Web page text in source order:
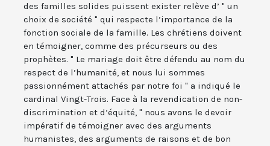
des familles solides puissent exister relève d’ " un
choix de société " qui respecte l’importance de la
fonction sociale de la famille. Les chrétiens doivent
en témoigner, comme des précurseurs ou des
prophètes. " Le mariage doit être défendu au nom du
respect de l’humanité, et nous lui sommes
passionnément attachés par notre foi " a indiqué le
cardinal Vingt-Trois. Face à la revendication de non-
discrimination et d’équité, " nous avons le devoir
impératif de témoigner avec des arguments
humanistes, des arguments de raisons et de bon